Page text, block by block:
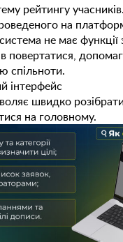
рейтингу
на
не має
повертатися,
спільноти.
інтерфейс
швидко
на головному.